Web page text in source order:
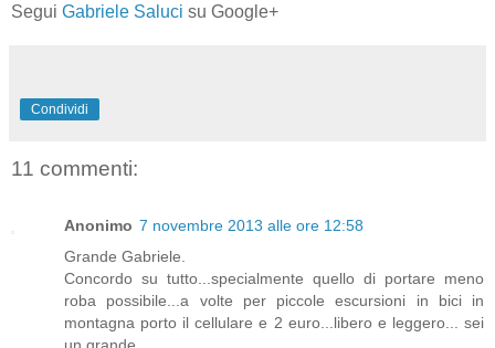
Segui Gabriele Saluci su Google+
Condividi
11 commenti:
Anonimo 7 novembre 2013 alle ore 12:58
Grande Gabriele.
Concordo su tutto...specialmente quello di portare meno
roba possibile...a volte per piccole escursioni in bici in
montagna porto il cellulare e 2 euro...libero e leggero... sei